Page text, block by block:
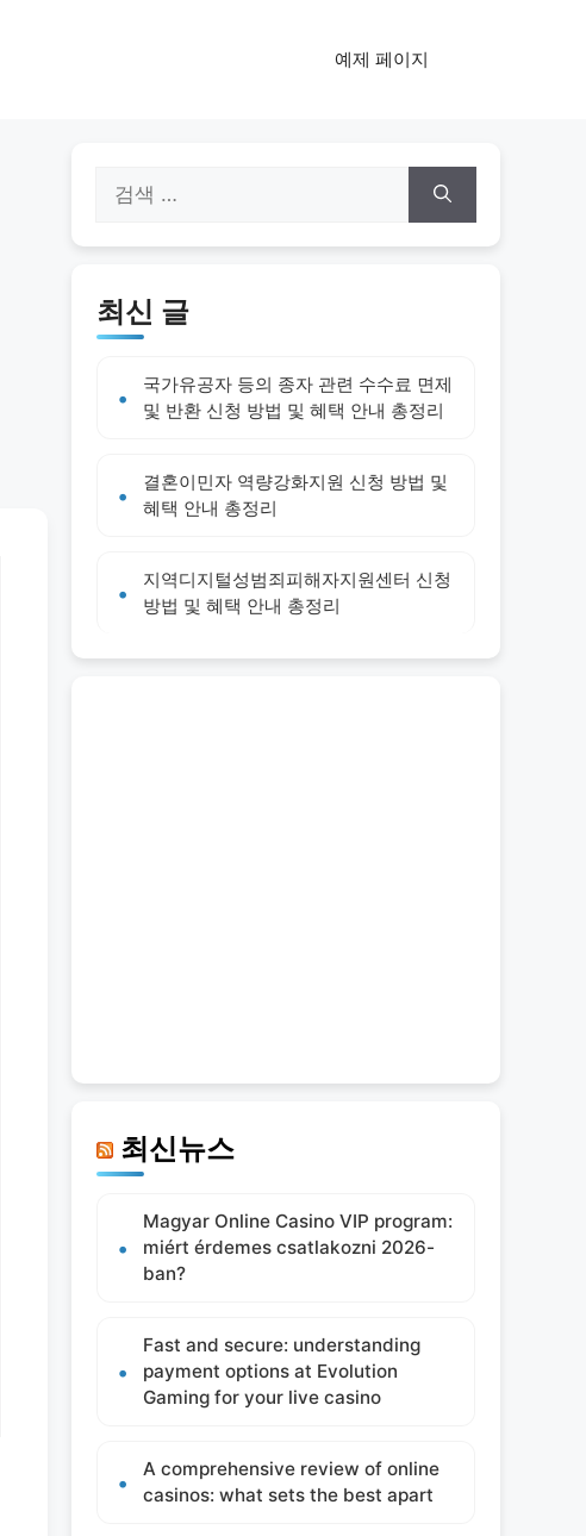
예제 페이지
색:
최신 글
국가유공자 등의 종자 관련 수수료 면제
및 반환 신청 방법 및 혜택 안내 총정리
결혼이민자 역량강화지원 신청 방법 및
혜택 안내 총정리
지역디지털성범죄피해자지원센터 신청
방법 및 혜택 안내 총정리
최신뉴스
Magyar Online Casino VIP program:
miért érdemes csatlakozni 2026-
ban?
Fast and secure: understanding
payment options at Evolution
Gaming for your live casino
A comprehensive review of online
casinos: what sets the best apart